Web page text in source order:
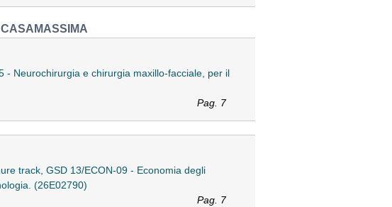
- Neurochirurgia e chirurgia maxillo-facciale, per il
Pag. 7
track, GSD 13/ECON-09 - Economia degli
(26E02790)
Pag. 7